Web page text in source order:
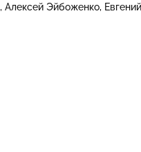
Алексей Эйбоженко